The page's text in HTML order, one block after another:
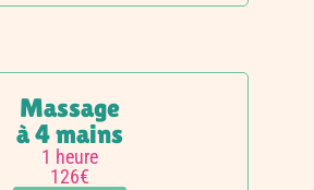
Massage
à 4 mains
1 heure
126€